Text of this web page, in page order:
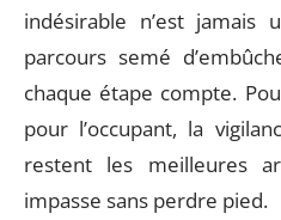
indésirable n’est jamais
parcours semé
chaque étape compte.
pour l’occupant, la
restent les meilleures
impasse sans perdre pied.